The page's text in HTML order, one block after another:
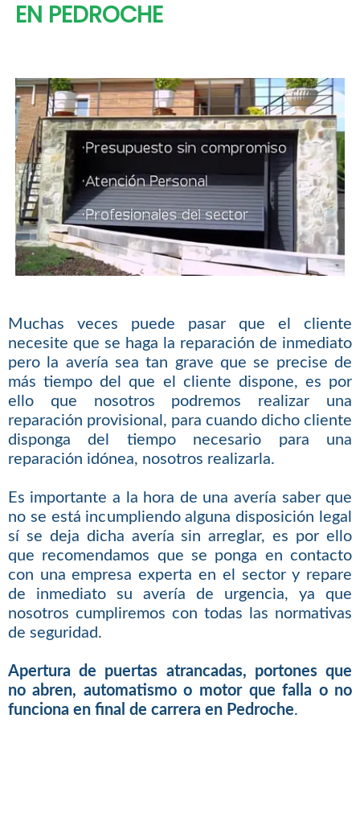
EN PEDROCHE
Muchas veces puede pasar que el cliente
necesite que se haga la reparación de inmediato
pero la avería sea tan grave que se precise de
más tiempo del que el cliente dispone, es por
ello que nosotros podremos realizar una
reparación provisional, para cuando dicho cliente
disponga del tiempo necesario para una
reparación idónea, nosotros realizarla.
Es importante a la hora de una avería saber que
no se está incumpliendo alguna disposición legal
sí se deja dicha avería sin arreglar, es por ello
que recomendamos que se ponga en contacto
con una empresa experta en el sector y repare
de inmediato su avería de urgencia, ya que
nosotros cumpliremos con todas las normativas
de seguridad.
Apertura de puertas atrancadas, portones que
no abren, automatismo o motor que falla o no
funciona en final de carrera en Pedroche.